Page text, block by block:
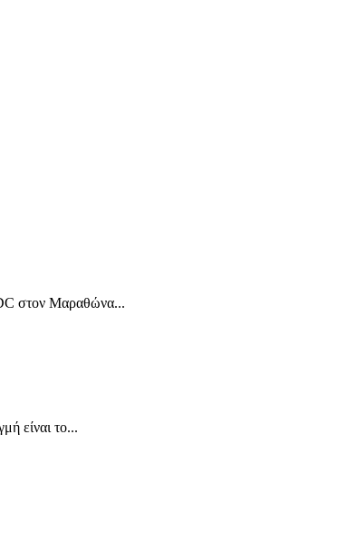
στον Μαραθώνα...
είναι το...